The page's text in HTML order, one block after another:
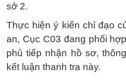
sở 2.
Thực hiện ý kiến chỉ đạo
an, Cục C03 đang phối
phủ tiếp nhận hồ sơ,
kết luận thanh tra này.